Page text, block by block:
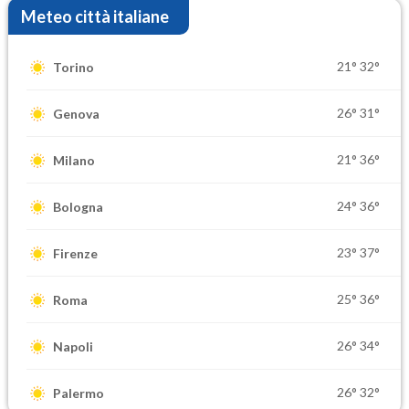
Meteo città italiane
Torino 21° 32°
Genova 26° 31°
Milano 21° 36°
Bologna 24° 36°
Firenze 23° 37°
Roma 25° 36°
Napoli 26° 34°
Palermo 26° 32°